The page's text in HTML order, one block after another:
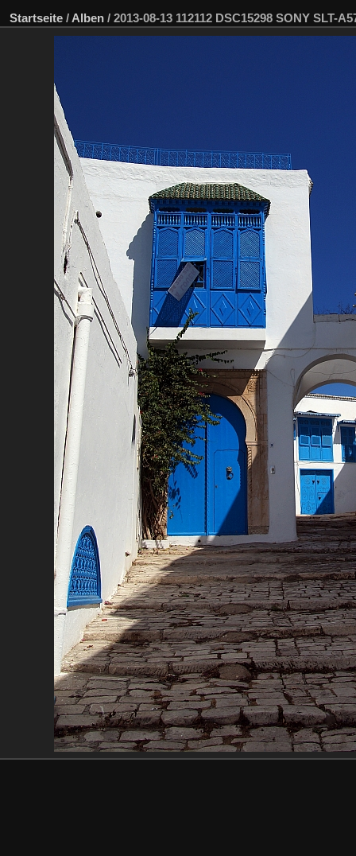
Startseite / Alben / 2013-08-13 112112 DSC15298 SONY SLT-